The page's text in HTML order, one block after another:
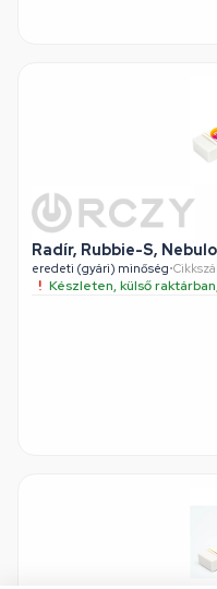
Radír, Rubbie-S, Nebulo
eredeti (gyári) minőség•
Készleten, külső